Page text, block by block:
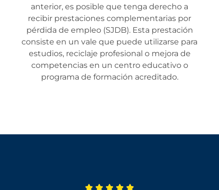
anterior, es posible que tenga derecho a
recibir prestaciones complementarias por
pérdida de empleo (SJDB). Esta prestación
consiste en un vale que puede utilizarse para
estudios, reciclaje profesional o mejora de
competencias en un centro educativo o
programa de formación acreditado.